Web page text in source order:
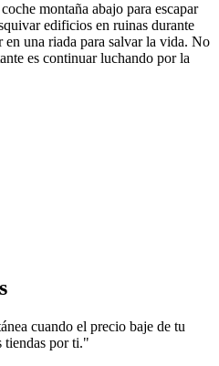
montaña abajo para escapar
edificios en ruinas durante
en una riada para salvar la vida. No
es continuar luchando por la
cuando el precio baje de tu
tiendas por ti."